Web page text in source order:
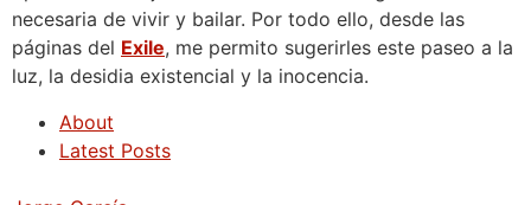
necesaria de vivir y bailar. Por todo ello, desde las
páginas del Exile, me permito sugerirles este paseo a la
luz, la desidia existencial y la inocencia.
About
Latest Posts